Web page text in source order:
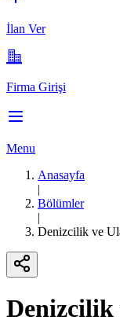
İlan Ver
Firma Girişi
Menu
Anasayfa
|
Bölümler
|
Denizcilik ve
Denizcilik